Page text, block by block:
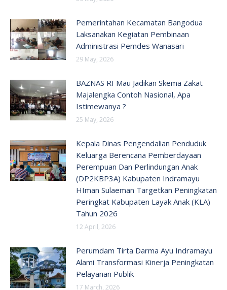
Pemerintahan Kecamatan Bangodua
Laksanakan Kegiatan Pembinaan
Administrasi Pemdes Wanasari
29 May, 2026
BAZNAS RI Mau Jadikan Skema Zakat
Majalengka Contoh Nasional, Apa
Istimewanya ?
25 May, 2026
Kepala Dinas Pengendalian Penduduk
Keluarga Berencana Pemberdayaan
Perempuan Dan Perlindungan Anak
(DP2KBP3A) Kabupaten Indramayu
HIman Sulaeman Targetkan Peningkatan
Peringkat Kabupaten Layak Anak (KLA)
Tahun 2026
12 April, 2026
Perumdam Tirta Darma Ayu Indramayu
Alami Transformasi Kinerja Peningkatan
Pelayanan Publik
17 March, 2026